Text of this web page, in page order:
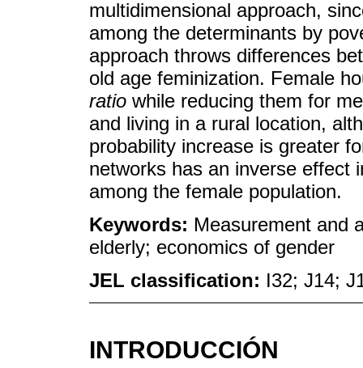
multidimensional approach,
among the determinants by
approach throws differences
old age feminization. Female
ratio while reducing them for
and living in a rural location,
probability increase is greater
networks has an inverse effect
among the female population.
Keywords: Measurement and
elderly; economics of gender
JEL classification: I32; J14;
INTRODUCCIÓN